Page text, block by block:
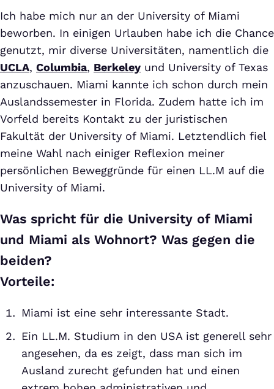
Ich habe mich nur an der University of Miami
beworben. In einigen Urlauben habe ich die Chance
genutzt, mir diverse Universitäten, namentlich die
UCLA, Columbia, Berkeley und University of Texas
anzuschauen. Miami kannte ich schon durch mein
Auslandssemester in Florida. Zudem hatte ich im
Vorfeld bereits Kontakt zu der juristischen
Fakultät der University of Miami. Letztendlich fiel
meine Wahl nach einiger Reflexion meiner
persönlichen Beweggründe für einen LL.M auf die
University of Miami.
Was spricht für die University of Miami
und Miami als Wohnort? Was gegen die
beiden?
Vorteile:
Miami ist eine sehr interessante Stadt.
Ein LL.M. Studium in den USA ist generell sehr
angesehen, da es zeigt, dass man sich im
Ausland zurecht gefunden hat und einen